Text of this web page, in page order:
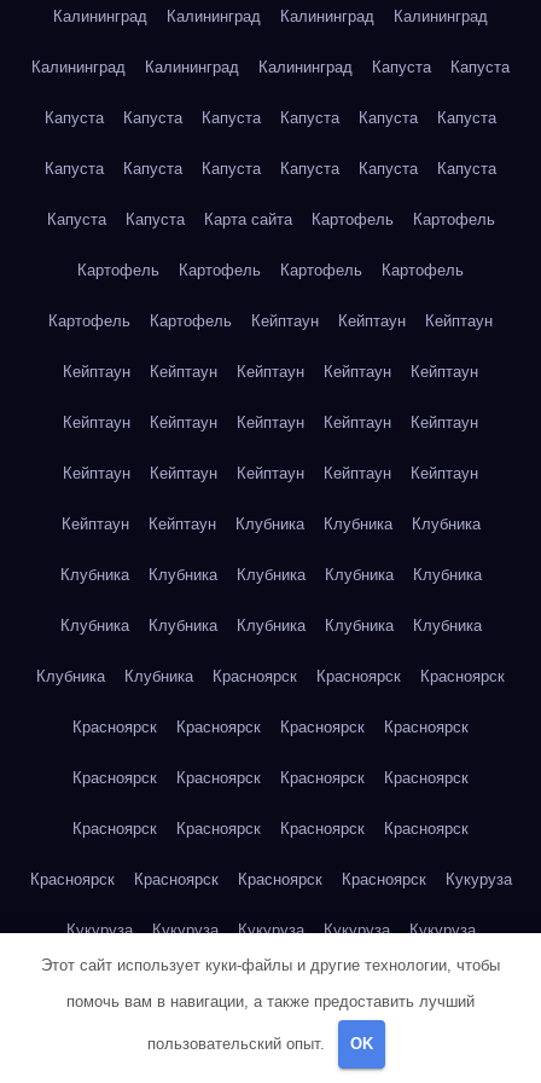
Калининград Калининград Калининград Калининград
Калининград Калининград Калининград Капуста Капуста
Капуста Капуста Капуста Капуста Капуста Капуста
Капуста Капуста Капуста Капуста Капуста Капуста
Капуста Капуста Карта сайта Картофель Картофель
Картофель Картофель Картофель Картофель
Картофель Картофель Кейптаун Кейптаун Кейптаун
Кейптаун Кейптаун Кейптаун Кейптаун Кейптаун
Кейптаун Кейптаун Кейптаун Кейптаун Кейптаун
Кейптаун Кейптаун Кейптаун Кейптаун Кейптаун
Кейптаун Кейптаун Клубника Клубника Клубника
Клубника Клубника Клубника Клубника Клубника
Клубника Клубника Клубника Клубника Клубника
Клубника Клубника Красноярск Красноярск Красноярск
Красноярск Красноярск Красноярск Красноярск
Красноярск Красноярск Красноярск Красноярск
Красноярск Красноярск Красноярск Красноярск
Красноярск Красноярск Красноярск Красноярск Кукуруза
Кукуруза Кукуруза Кукуруза Кукуруза Кукуруза
Этот сайт использует куки-файлы и другие технологии, чтобы
помочь вам в навигации, а также предоставить лучший
пользовательский опыт. OK